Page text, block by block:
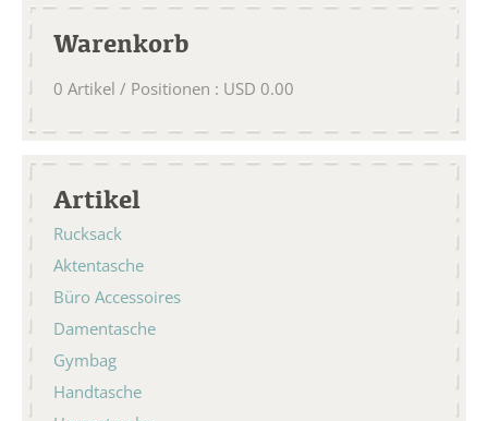
Warenkorb
0 Artikel / Positionen : USD 0.00
Artikel
Rucksack
Aktentasche
Büro Accessoires
Damentasche
Gymbag
Handtasche